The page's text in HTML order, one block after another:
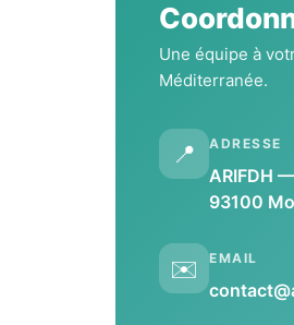
Une équipe à
Méditerranée.
📍 ADRESSE
ARIFDH
93100
✉️ EMAIL